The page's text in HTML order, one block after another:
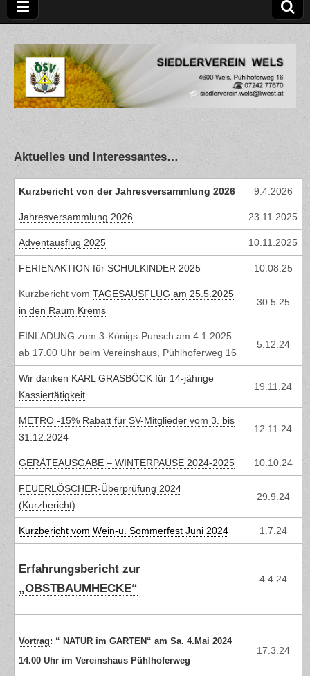
Siedlerverein Wels
Aktuelles und Interessantes…
Kurzbericht von der Jahresversammlung 2026 9.4.2026
Jahresversammlung 2026 23.11.2025
Adventausflug 2025 10.11.2025
FERIENAKTION für SCHULKINDER 2025 10.08.25
Kurzbericht vom TAGESAUSFLUG am 25.5.2025
in den Raum Krems
30.5.25
EINLADUNG zum 3-Königs-Punsch am 4.1.2025
ab 17.00 Uhr beim Vereinshaus, Pühlhoferweg 16
5.12.24
Wir danken KARL GRASBÖCK für 14-jährige
Kassiertätigkeit
19.11.24
METRO -15% Rabatt für SV-Mitglieder vom 3. bis
31.12.2024
12.11.24
GERÄTEAUSGABE – WINTERPAUSE 2024-2025 10.10.24
FEUERLÖSCHER-Überprüfung 2024
(Kurzbericht)
29.9.24
Kurzbericht vom Wein-u. Sommerfest Juni 2024 1.7.24
Erfahrungsbericht zur
„OBSTBAUMHECKE“
4.4.24
Vortrag: “ NATUR im GARTEN“ am Sa. 4.Mai 2024
14.00 Uhr im Vereinshaus Pühlhoferweg
17.3.24